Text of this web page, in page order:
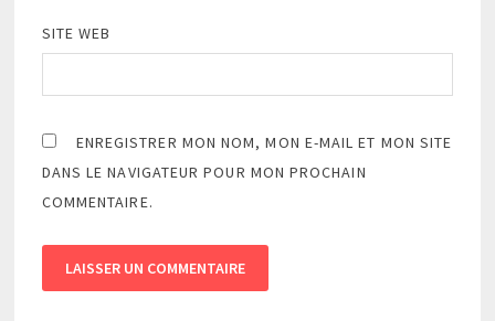
SITE WEB
ENREGISTRER MON NOM, MON E-MAIL ET MON SITE
DANS LE NAVIGATEUR POUR MON PROCHAIN
COMMENTAIRE.